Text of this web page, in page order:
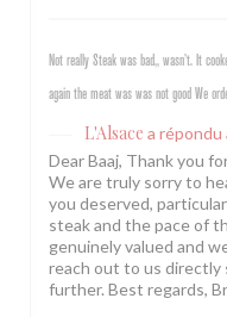
Not really Steak was bad,, wasn’t. It
again the meat was was not good We
L'Alsace a répondu
Dear Baaj, Thank you
We are truly sorry to
you deserved,
steak and the pace of
genuinely valued and
reach out to us directly
further. Best regards,